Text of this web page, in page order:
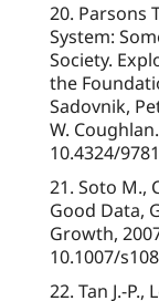
20. Parsons
System:
Society.
the
Sadovnik,
W.
10.4324/
21. Soto M.,
Good Data,
Growth,
10.1007/
22. Tan J.-P.,